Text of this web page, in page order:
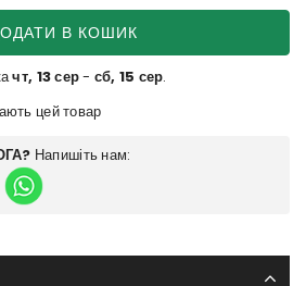
В КОШИК
чт, 13 сер- сб, 15 сер.
цей товар
Напишіть нам: